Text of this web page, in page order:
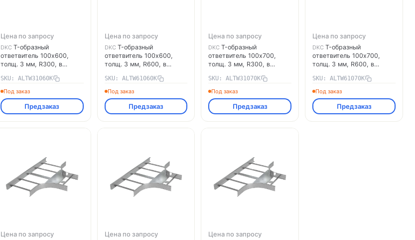
Цена по запросу
DKC T-образный
ответвитель 100х600,
толщ. 3 мм, R300, в
элементами,
необходимыми для
монтажа, алюминий
ALTW31060K DKC
SKU: ALTW31060K
Под заказ
Предзаказ
Цена по запросу
DKC T-образный
ответвитель 100х600,
толщ. 3 мм, R600, в
элементами,
необходимыми для
монтажа, алюминий
ALTW61060K DKC
SKU: ALTW61060K
Под заказ
Предзаказ
Цена по запросу
DKCT-образный
ответвитель 100х700,
толщ. 3 мм, R300, в
элементами,
необходимыми для
монтажа, алюминий
ALTW31070K DKC
SKU: ALTW31070K
Под заказ
Предзаказ
Цена по запросу
DKCT-образный
ответвитель 100х700,
толщ. 3 мм, R600, в
элементами,
необходимыми для
монтажа, алюминий
ALTW61070K DKC
SKU: ALTW61070K
Под заказ
Предзаказ
Цена по запросу Цена по запросу Цена по запросу